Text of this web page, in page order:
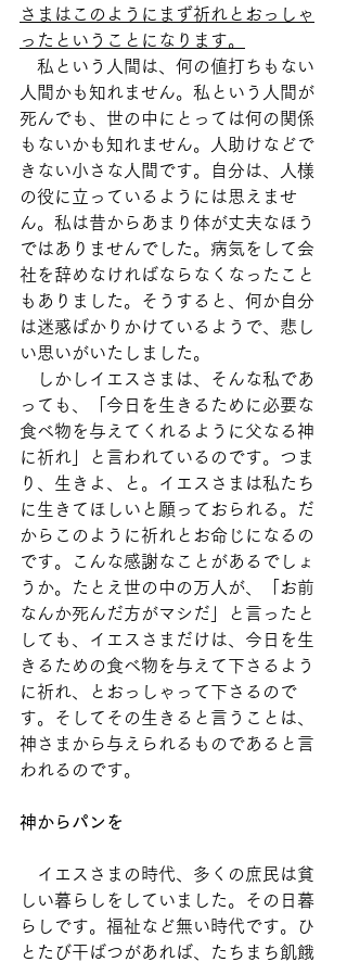
さまはこのようにまず祈れとおっしゃ
ったということになります。
私という人間は、何の値打ちもない
人間かも知れません。私という人間が
死んでも、世の中にとっては何の関係
もないかも知れません。人助けなどで
きない小さな人間です。自分は、人様
の役に立っているようには思えませ
ん。私は昔からあまり体が丈夫なほう
ではありませんでした。病気をして会
社を辞めなければならなくなったこと
もありました。そうすると、何か自分
は迷惑ばかりかけているようで、悲し
い思いがいたしました。
しかしイエスさまは、そんな私であ
っても、「今日を生きるために必要な
食べ物を与えてくれるように父なる神
に祈れ」と言われているのです。つま
り、生きよ、と。イエスさまは私たち
に生きてほしいと願っておられる。だ
からこのように祈れとお命じになるの
です。こんな感謝なことがあるでしょ
うか。たとえ世の中の万人が、「お前
なんか死んだ方がマシだ」と言ったと
しても、イエスさまだけは、今日を生
きるための食べ物を与えて下さるよう
に祈れ、とおっしゃって下さるので
す。そしてその生きると言うことは、
神さまから与えられるものであると言
われるのです。
神からパンを
イエスさまの時代、多くの庶民は貧
しい暮らしをしていました。その日暮
らしです。福祉など無い時代です。ひ
とたび干ばつがあれば、たちまち飢餓